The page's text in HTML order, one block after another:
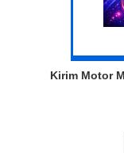
Kirim Motor